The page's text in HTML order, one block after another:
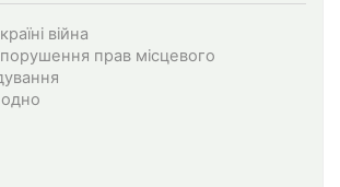
війна
прав місцевого